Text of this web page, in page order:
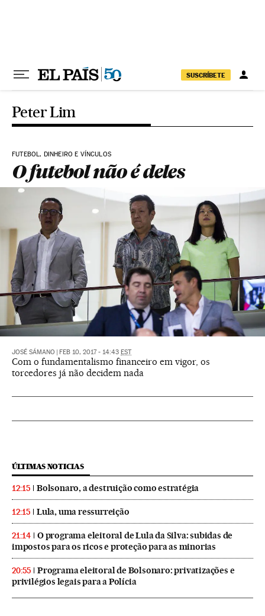
SUSCRÍBETE
Peter Lim
FUTEBOL, DINHEIRO E VÍNCULOS
O futebol não é deles
JOSÉ SÁMANO FEB 10, 2017 - 14:43 EST
Com o fundamentalismo financeiro em vigor, os
torcedores já não decidem nada
ÚLTIMAS NOTICIAS
12:15 Bolsonaro, a destruição como estratégia
12:15 Lula, uma ressurreição
21:14
O programa eleitoral de Lula da Silva: subidas de
impostos para os ricos e proteção para as minorias
20:55
Programa eleitoral de Bolsonaro: privatizações e
privilégios legais para a Polícia